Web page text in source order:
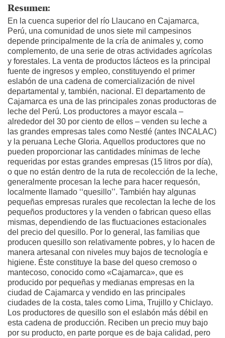
Resumen:
En la cuenca superior del río Llaucano en Cajamarca,
Perú, una comunidad de unos siete mil campesinos
depende principalmente de la cría de animales y, como
complemento, de una serie de otras actividades agrícolas
y forestales. La venta de productos lácteos es la principal
fuente de ingresos y empleo, constituyendo el primer
eslabón de una cadena de comercialización de nivel
departamental y, también, nacional. El departamento de
Cajamarca es una de las principales zonas productoras de
leche del Perú. Los productores a mayor escala –
alrededor del 30 por ciento de ellos – venden su leche a
las grandes empresas tales como Nestlé (antes INCALAC)
y la peruana Leche Gloria. Aquellos productores que no
pueden proporcionar las cantidades mínimas de leche
requeridas por estas grandes empresas (15 litros por día),
o que no están dentro de la ruta de recolección de la leche,
generalmente procesan la leche para hacer requesón,
localmente llamado ‘‘quesillo’’. También hay algunas
pequeñas empresas rurales que recolectan la leche de los
pequeños productores y la venden o fabrican queso ellas
mismas, dependiendo de las fluctuaciones estacionales
del precio del quesillo. Por lo general, las familias que
producen quesillo son relativamente pobres, y lo hacen de
manera artesanal con niveles muy bajos de tecnología e
higiene. Éste constituye la base del queso cremoso o
mantecoso, conocido como «Cajamarca», que es
producido por pequeñas y medianas empresas en la
ciudad de Cajamarca y vendido en las principales
ciudades de la costa, tales como Lima, Trujillo y Chiclayo.
Los productores de quesillo son el eslabón más débil en
esta cadena de producción. Reciben un precio muy bajo
por su producto, en parte porque es de baja calidad, pero